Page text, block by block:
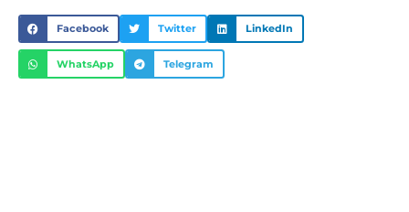
Facebook Twitter LinkedIn
WhatsApp Telegram